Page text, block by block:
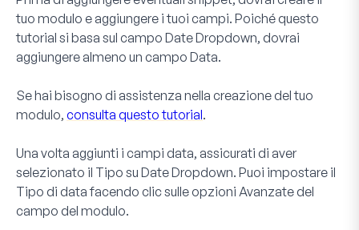
tuo modulo e aggiungere i tuoi campi. Poiché questo
tutorial si basa sul campo Date Dropdown, dovrai
aggiungere almeno un campo Data.
Se hai bisogno di assistenza nella creazione del tuo
modulo, consulta questo tutorial.
Una volta aggiunti i campi data, assicurati di aver
selezionato il Tipo su Date Dropdown. Puoi impostare il
Tipo di datafacendo clic sulle opzioni Avanzatedel
campo del modulo.